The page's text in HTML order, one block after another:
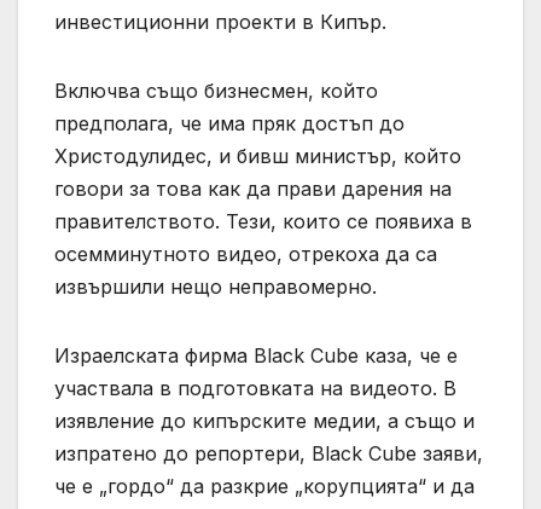
инвестиционни проекти в Кипър.
Включва също бизнесмен, който
предполага, че има пряк достъп до
Христодулидес, и бивш министър, който
говори за това как да прави дарения на
правителството. Тези, които се появиха в
осемминутното видео, отрекоха да са
извършили нещо неправомерно.
Израелската фирма Black Cube каза, че е
участвала в подготовката на видеото. В
изявление до кипърските медии, а също и
‌изпратено до репортери, Black Cube заяви,
че е „гордо“ да разкрие „корупцията“ и да